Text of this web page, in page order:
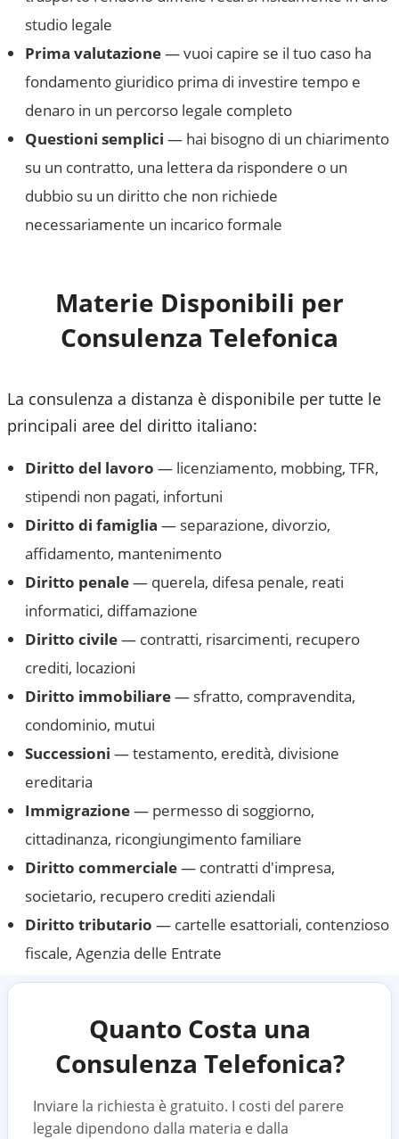
studio legale
Prima valutazione— vuoi capire se il tuo caso ha
fondamento giuridico prima di investire tempo e
denaro in un percorso legale completo
Questioni semplici — hai bisogno di un chiarimento
su un contratto, una lettera da rispondere o un
dubbio su un diritto che non richiede
necessariamente un incarico formale
Materie Disponibili per
Consulenza Telefonica
La consulenza a distanza è disponibile per tutte le
principali aree del diritto italiano:
Diritto del lavoro — licenziamento, mobbing, TFR,
stipendi non pagati, infortuni
Diritto di famiglia — separazione, divorzio,
affidamento, mantenimento
Diritto penale— querela, difesa penale, reati
informatici, diffamazione
Diritto civile— contratti, risarcimenti, recupero
crediti, locazioni
Diritto immobiliare— sfratto, compravendita,
condominio, mutui
Successioni — testamento, eredità, divisione
ereditaria
Immigrazione— permesso di soggiorno,
cittadinanza, ricongiungimento familiare
Diritto commerciale— contratti d'impresa,
societario, recupero crediti aziendali
Diritto tributario — cartelle esattoriali, contenzioso
fiscale, Agenzia delle Entrate
Quanto Costa una
Consulenza Telefonica?
Inviare la richiesta è gratuito. I costi del parere
legale dipendono dalla materia e dalla